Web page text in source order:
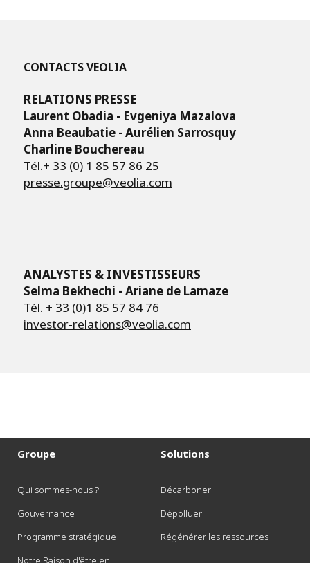
CONTACTS VEOLIA
RELATIONS PRESSE
Laurent Obadia - Evgeniya Mazalova
Anna Beaubatie - Aurélien Sarrosquy
Charline Bouchereau
Tél.+ 33 (0) 1 85 57 86 25
presse.groupe@veolia.com
ANALYSTES & INVESTISSEURS
Selma Bekhechi - Ariane de Lamaze
Tél. + 33 (0)1 85 57 84 76
investor-relations@veolia.com
Groupe
Qui sommes-nous ?
Gouvernance
Programme stratégique
Notre Raison d'être en
Solutions
Décarboner
Dépolluer
Régénérer les ressources